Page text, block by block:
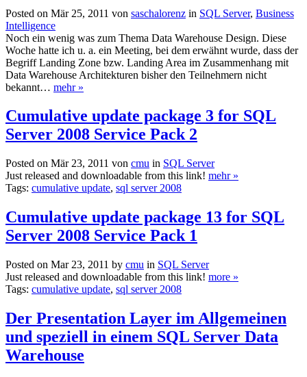
Posted on Mär 25, 2011 von saschalorenz in SQL Server, Business
Intelligence
Noch ein wenig was zum Thema Data Warehouse Design. Diese
Woche hatte ich u. a. ein Meeting, bei dem erwähnt wurde, dass der
Begriff Landing Zone bzw. Landing Area im Zusammenhang mit
Data Warehouse Architekturen bisher den Teilnehmern nicht
bekannt… mehr »
Cumulative update package 3 for SQL
Server 2008 Service Pack 2
Posted on Mär 23, 2011 von cmu in SQL Server
Just released and downloadable from this link! mehr »
Tags: cumulative update, sql server 2008
Cumulative update package 13 for SQL
Server 2008 Service Pack 1
Posted on Mar 23, 2011 by cmu in SQL Server
Just released and downloadable from this link! more »
Tags: cumulative update, sql server 2008
Der Presentation Layer im Allgemeinen
und speziell in einem SQL Server Data
Warehouse